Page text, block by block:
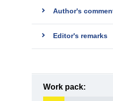
Author's
Editor's remarks
Work pack: